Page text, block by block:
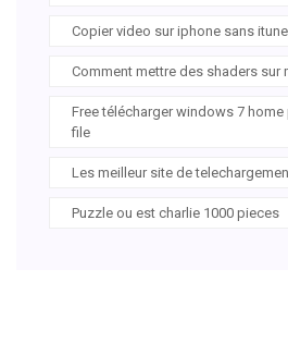
Copier video sur iphone sans
Comment mettre des shaders sur
Free télécharger windows 7
file
Les meilleur site de
Puzzle ou est charlie 1000 pieces